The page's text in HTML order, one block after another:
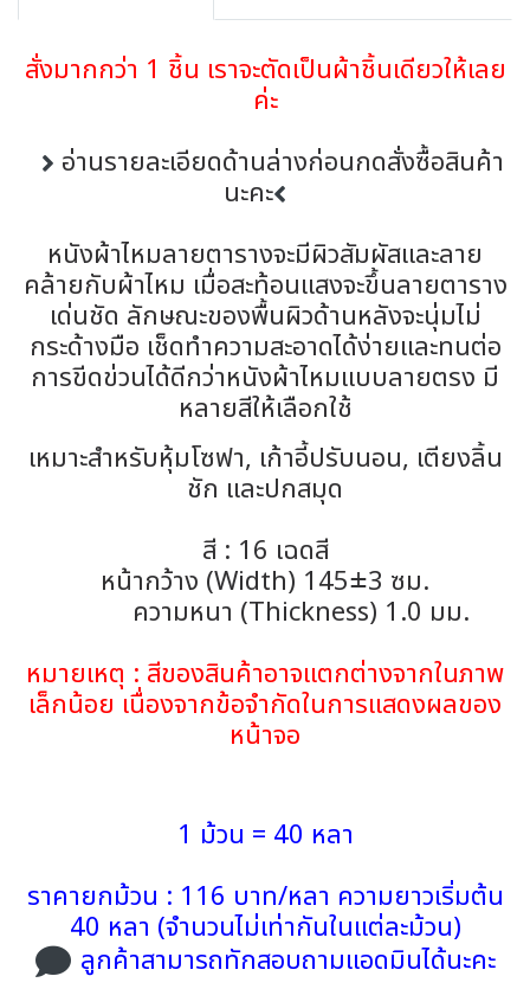
สั่งมากกว่า 1 ชิ้น เราจะตัดเป็นผ้าชิ้นเดียวให้เลย
ค่ะ
อ่านรายละเอียดด้านล่างก่อนกดสั่งซื้อสินค้า
นะคะ
หนังผ้าไหมลายตารางจะมีผิวสัมผัสและลาย
คล้ายกับผ้าไหม เมื่อสะท้อนแสงจะขึ้นลายตาราง
เด่นชัด ลักษณะของพื้นผิวด้านหลังจะนุ่มไม่
กระด้างมือ เช็ดทำความสะอาดได้ง่ายและทนต่อ
การขีดข่วนได้ดีกว่าหนังผ้าไหมแบบลายตรง มี
หลายสีให้เลือกใช้
เหมาะสำหรับหุ้มโซฟา, เก้าอี้ปรับนอน, เตียงลิ้น
ชัก และปกสมุด
สี : 16 เฉดสี
หน้ากว้าง (Width) 145±3 ซม.
ความหนา (Thickness) 1.0 มม.
หมายเหตุ : สีของสินค้าอาจแตกต่างจากในภาพ
เล็กน้อย เนื่องจากข้อจำกัดในการแสดงผลของ
หน้าจอ
1 ม้วน = 40 หลา
ราคายกม้วน : 116 บาท/หลา ความยาวเริ่มต้น
40 หลา (จำนวนไม่เท่ากันในแต่ละม้วน)
ลูกค้าสามารถทักสอบถามแอดมินได้นะคะ